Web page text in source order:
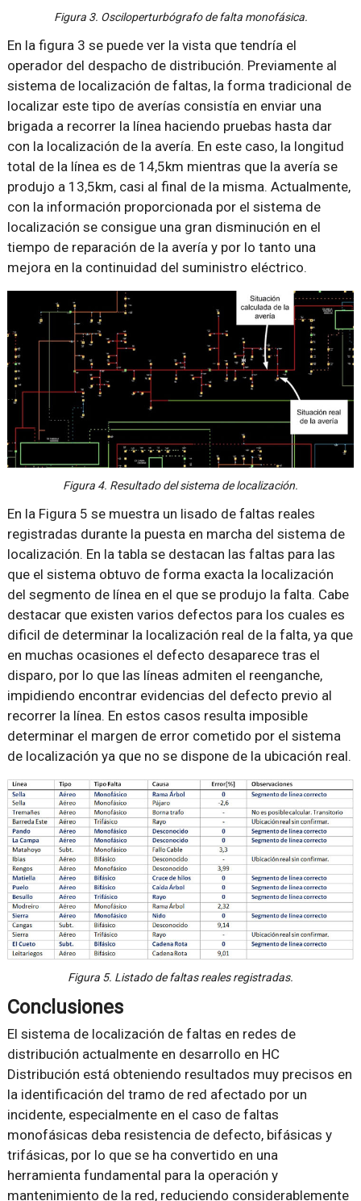
Figura 3. Osciloperturbógrafo de falta monofásica.
En la figura 3 se puede ver la vista que tendría el
operador del despacho de distribución. Previamente al
sistema de localización de faltas, la forma tradicional de
localizar este tipo de averías consistía en enviar una
brigada a recorrer la línea haciendo pruebas hasta dar
con la localización de la avería. En este caso, la longitud
total de la línea es de 14,5km mientras que la avería se
produjo a 13,5km, casi al final de la misma. Actualmente,
con la información proporcionada por el sistema de
localización se consigue una gran disminución en el
tiempo de reparación de la avería y por lo tanto una
mejora en la continuidad del suministro eléctrico.
Figura 4. Resultado del sistema de localización.
En la Figura 5 se muestra un lisado de faltas reales
registradas durante la puesta en marcha del sistema de
localización. En la tabla se destacan las faltas para las
que el sistema obtuvo de forma exacta la localización
del segmento de línea en el que se produjo la falta. Cabe
destacar que existen varios defectos para los cuales es
dificil de determinar la localización real de la falta, ya que
en muchas ocasiones el defecto desaparece tras el
disparo, por lo que las líneas admiten el reenganche,
impidiendo encontrar evidencias del defecto previo al
recorrer la línea. En estos casos resulta imposible
determinar el margen de error cometido por el sistema
de localización ya que no se dispone de la ubicación real.
Figura 5. Listado de faltas reales registradas.
Conclusiones
El sistema de localización de faltas en redes de
distribución actualmente en desarrollo en HC
Distribución está obteniendo resultados muy precisos en
la identificación del tramo de red afectado por un
incidente, especialmente en el caso de faltas
monofásicas deba resistencia de defecto, bifásicas y
trifásicas, por lo que se ha convertido en una
herramienta fundamental para la operación y
mantenimiento de la red, reduciendo considerablemente